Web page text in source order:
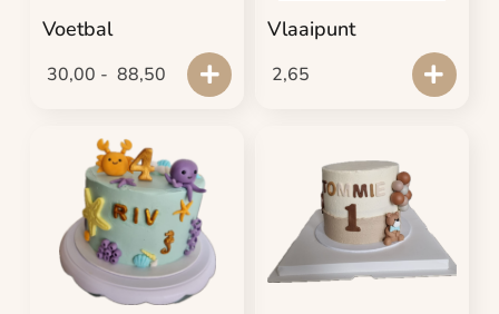
Voetbal
30,00 - 88,50
Vlaaipunt
2,65